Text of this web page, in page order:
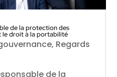
de la protection des
le droit à la portabilité
, Regards
de la